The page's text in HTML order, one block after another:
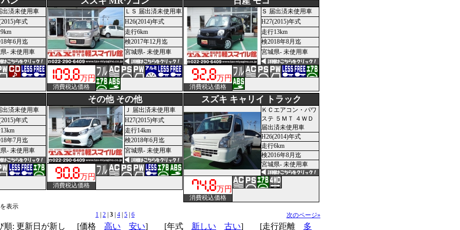
出済未使用車
年式
年6月迄
- 未使用車
ＬＳ 届出済未使用車
H26(2014)年式
走行6km
検2017年12月迄
宮城県- 未使用車
万円
消費税込価格
Ｓ 届出済未使用車
H27(2015)年式
走行13km
検2018年8月迄
宮城県- 未使用車
万円
消費税込価格
出済未使用車
年式
年7月迄
- 未使用車
その他 その他
Ｊ 届出済未使用車
H27(2015)年式
走行14km
検2018年6月迄
宮城県- 未使用車
万円
消費税込価格
スズキ キャリイ トラック
ＫＣエアコン・パワ
ステ ５ＭＴ ４ＷＤ
届出済未使用車
H26(2014)年式
走行6km
検2016年8月迄
宮城県- 未使用車
万円
消費税込価格
表示
1 2 3 4 5 6 次のページ»
順: 更新日が新し [価格 高い 安い] [年式 新しい 古い] [走行距離 多